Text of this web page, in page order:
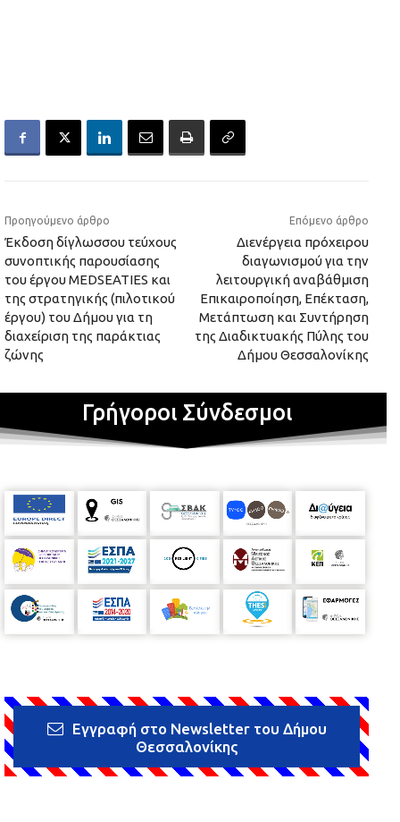
Προηγούμενο άρθρο
Έκδοση δίγλωσσου τεύχους
συνοπτικής παρουσίασης
του έργου MEDSEATIES και
της στρατηγικής (πιλοτικού
έργου) του Δήμου για τη
διαχείριση της παράκτιας
ζώνης
Επόμενο άρθρο
Διενέργεια πρόχειρου
διαγωνισμού για την
λειτουργική αναβάθμιση
Επικαιροποίηση, Επέκταση,
Μετάπτωση και Συντήρηση
της Διαδικτυακής Πύλης του
Δήμου Θεσσαλονίκης
Γρήγοροι Σύνδεσμοι
Εγγραφή στο Newsletter του Δήμου
Θεσσαλονίκης